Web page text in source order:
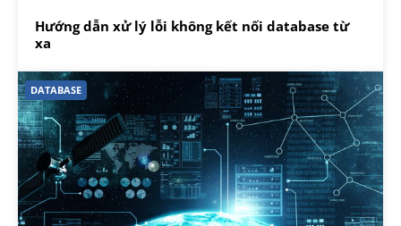
Hướng dẫn xử lý lỗi không kết nối database từ
xa
DATABASE